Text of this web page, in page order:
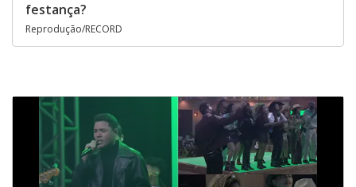
festança?
Reprodução/RECORD